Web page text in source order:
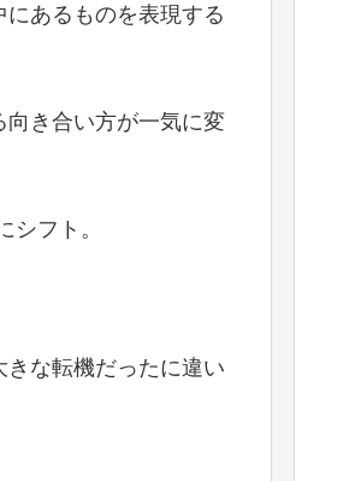
あるものを表現する
き合い方が一気に変
シフト。
な転機だったに違い